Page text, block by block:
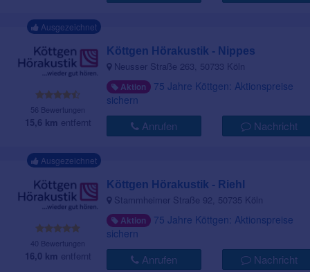
Ausgezeichnet
56 Bewertungen
15,6 km entfernt
Köttgen Hörakustik - Nippes
Neusser Straße 263, 50733 Köln
Aktion 75 Jahre Köttgen: Aktionspreise
sichern
Anrufen Nachricht
Ausgezeichnet
40 Bewertungen
16,0 km entfernt
Köttgen Hörakustik - Riehl
Stammheimer Straße 92, 50735 Köln
Aktion 75 Jahre Köttgen: Aktionspreise
sichern
Anrufen Nachricht